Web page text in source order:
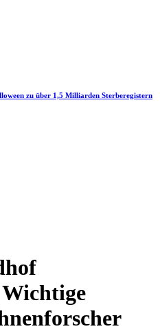
zu über 1,5 Milliarden Sterberegistern